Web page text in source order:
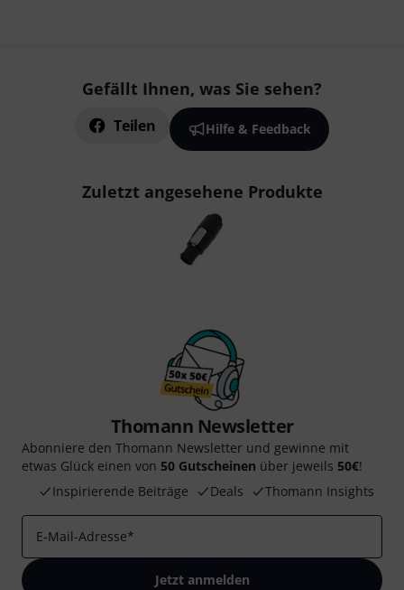
Gefällt Ihnen, was Sie sehen?
Teilen Hilfe & Feedback
Zuletzt angesehene Produkte
Thomann Newsletter
Abonniere den Thomann Newsletter und gewinne mit
etwas Glück einen von 50 Gutscheinen über jeweils 50€!
Inspirierende Beiträge
Deals Thomann Insights
E-Mail-Adresse*
Jetzt anmelden